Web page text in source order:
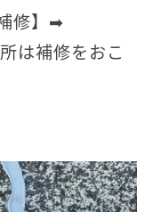
修】➡
は補修をおこ